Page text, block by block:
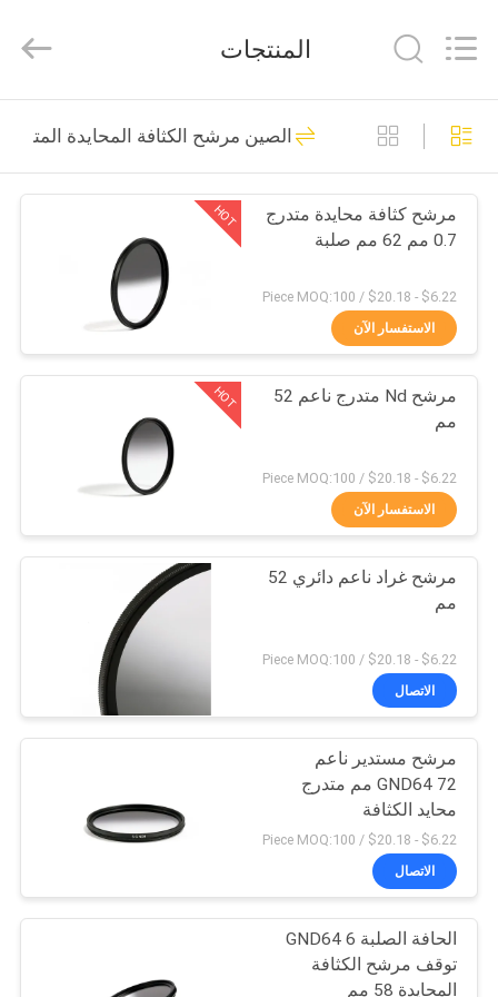
الصفحة
الرئيسية
منتجات
معلومات
جولة
المعمل
مراقبة
الجودة
اتصل
اطلب
اقتباس
خريطة
الموقع
Technology
Ltd..
Reserved.
مرشحات عدسة
الكاميرا
24
مرشحات الكاميرا
13
مرشح كاميرا الأشعة
فوق البنفسجية
13
مرشح قطع الأشعة
فوق البنفسجية
7
المنتجات
الصين مرشح الكثافة المحايدة المتدرج
HOT
مرشح كثافة محايدة متدرج
0.7 مم 62 مم صلبة
$6.22 - $20.18 / Piece MOQ:100
الاستفسار الآن
HOT
مرشح Nd متدرج ناعم 52
مم
$6.22 - $20.18 / Piece MOQ:100
الاستفسار الآن
مرشح غراد ناعم دائري 52
مم
$6.22 - $20.18 / Piece MOQ:100
الاتصال
مرشح مستدير ناعم
GND64 72 مم متدرج
محايد الكثافة
$6.22 - $20.18 / Piece MOQ:100
الاتصال
الحافة الصلبة GND64 6
توقف مرشح الكثافة
المحايدة 58 مم